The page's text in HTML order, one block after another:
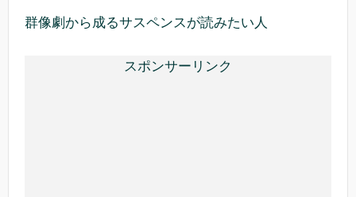
群像劇から成るサスペンスが読みたい人
スポンサーリンク